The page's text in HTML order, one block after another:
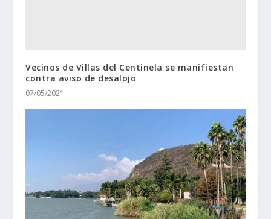
Vecinos de Villas del Centinela se manifiestan
contra aviso de desalojo
07/05/2021